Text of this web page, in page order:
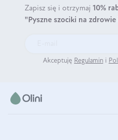
Zapisz się i otrzymaj 10%
"Pyszne szociki na
Akceptuję Regulamin i